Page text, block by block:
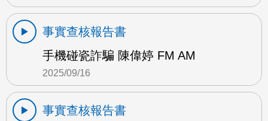
事實查核報告書
手機碰瓷詐騙 陳偉婷 FM AM
2025/09/16
事實查核報告書